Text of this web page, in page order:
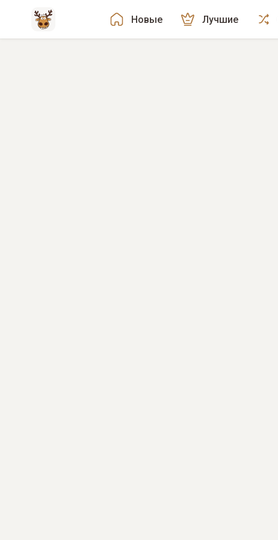
Новые Лучшие